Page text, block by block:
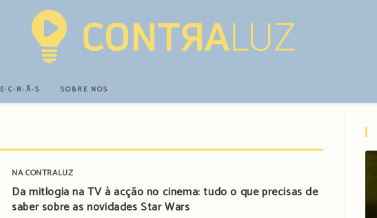
E∙C∙R∙Ã∙S SOBRE NÓS
NA CONTRALUZ
Da mitlogia na TV à acção no cinema: tudo o que precisas de
saber sobre as novidades Star Wars